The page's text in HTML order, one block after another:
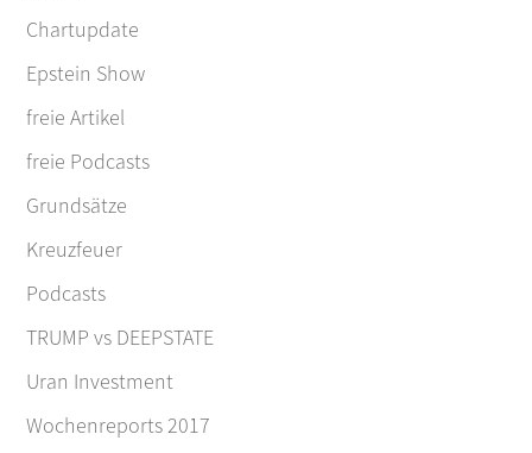
Chartupdate
Epstein Show
freie Artikel
freie Podcasts
Grundsätze
Kreuzfeuer
Podcasts
TRUMP vs DEEPSTATE
Uran Investment
Wochenreports 2017